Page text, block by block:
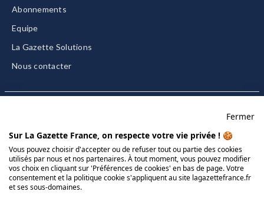
Abonnements
Equipe
La Gazette Solutions
Nous contacter
CGU/CGV
Données personnelles
Charte sur les cookies
Fermer
Sur La Gazette France, on respecte votre vie privée ! 🍪
Vous pouvez choisir d'accepter ou de refuser tout ou partie des cookies
utilisés par nous et nos partenaires. À tout moment, vous pouvez modifier
vos choix en cliquant sur 'Préférences de cookies' en bas de page. Votre
consentement et la politique cookie s'appliquent au site lagazettefrance.fr
et ses sous-domaines.